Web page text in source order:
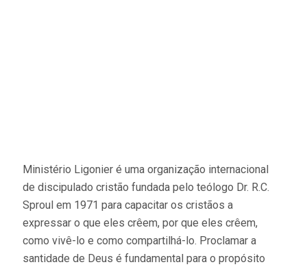
Ministério Ligonier é uma organização internacional
de discipulado cristão fundada pelo teólogo Dr. R.C.
Sproul em 1971 para capacitar os cristãos a
expressar o que eles crêem, por que eles crêem,
como vivê-lo e como compartilhá-lo. Proclamar a
santidade de Deus é fundamental para o propósito